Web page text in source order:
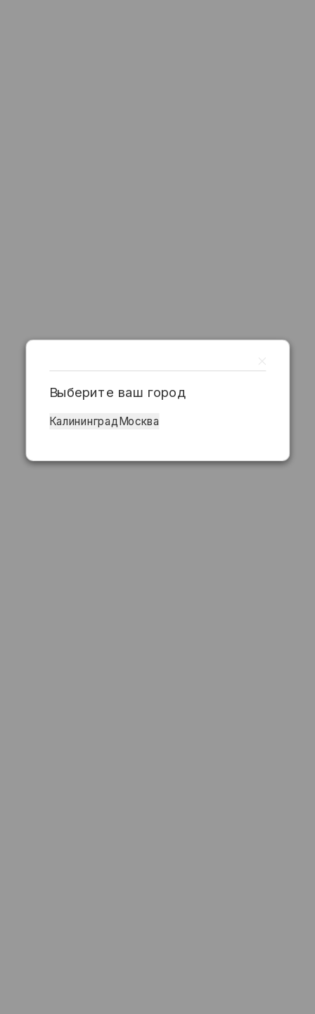
Выберите ваш город
КалининградМосква